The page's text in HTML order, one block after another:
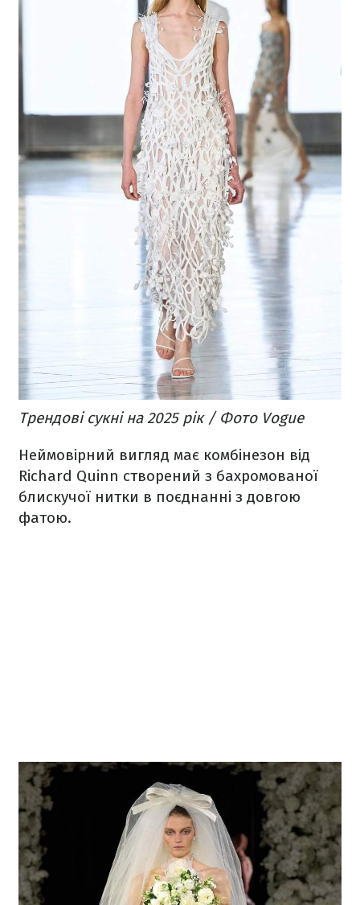
Трендові сукні на 2025 рік / Фото Vogue
Неймовірний вигляд має комбінезон від
Richard Quinn створений з бахромованої
блискучої нитки в поєднанні з довгою
фатою.